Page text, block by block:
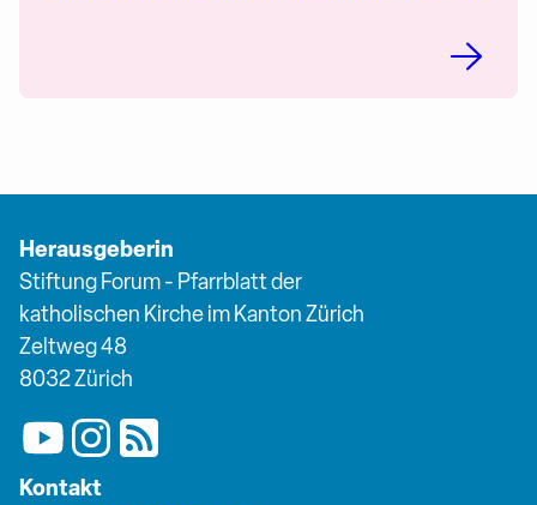
Herausgeberin
Stiftung Forum - Pfarrblatt der
katholischen Kirche im Kanton Zürich
Zeltweg 48
8032 Zürich
Kontakt